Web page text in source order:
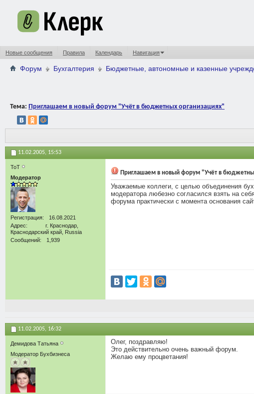
Новые сообщения Правила Календарь Навигация
Форум Бухгалтерия Бюджетные, автономные и казенные
Тема: Приглашаем в новый форум "Учёт в бюджетных организациях"
11.02.2005, 15:53
ToT
Модератор
Регистрация
16.08.2021
Адрес
г. Краснодар,
Краснодарский край, Russia
Сообщений
1,939
Приглашаем в новый форум "Учёт в
Уважаемые коллеги, с целью объединения
модератора любезно согласился взять на
форума практически с момента основания
11.02.2005, 16:32
Демидова Татьяна
Модератор Бухбизнеса
Олег, поздравляю!
Это действительно очень важный форум.
Желаю ему процветания!